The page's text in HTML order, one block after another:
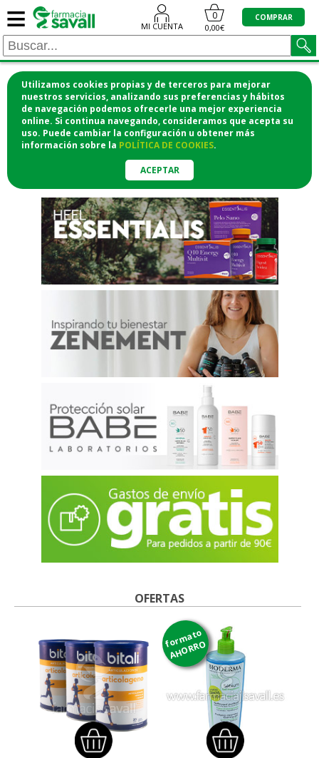
Utilizamos cookies propias y de terceros para mejorar
nuestros servicios, analizando sus preferencias y hábitos
de navegación podemos ofrecerle una mejor experiencia
online. Si continua navegando, consideramos que acepta su
uso. Puede cambiar la configuración u obtener más
información sobre la POLÍTICA DE COOKIES.
ACEPTAR
≡ MI CUENTA
0
0,00€
COMPRAR
¡COMPRA CÓMODAMENTE
DESDE CASA Y RECOGE EN LA
FARMACIA!o si lo prefieres te lo mandamos
a casa
OFERTAS
formato
AHORRO